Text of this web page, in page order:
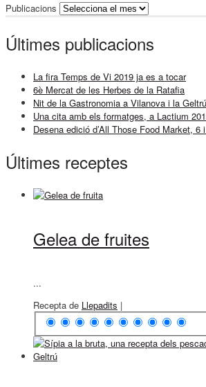
Publicacions
Últimes publicacions
La fira Temps de Vi 2019 ja es a tocar
6è Mercat de les Herbes de la Ratafia
Nit de la Gastronomia a Vilanova i la Geltrú
Una cita amb els formatges, a Lactium
Desena edició d’All Those Food Market, 6
Últimes receptes
Gelea de fruites
...
Recepta de Llepadits |